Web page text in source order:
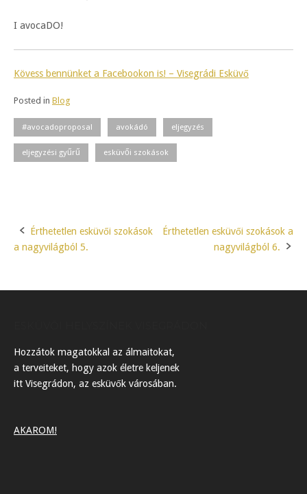
I avocaDO!
Kövess bennünket a Facebookon is! – Visegrádi Esküvő
Posted in Blog
#avocadoproposal avokádó eljegyzés
eljegyzési gyűrű esküvői szokások
Post
Érthetetlen esküvői szokások
a nagyvilágból 5.
Érthetetlen esküvői szokások a
nagyvilágból 6.
Hozzátok magatokkal az álmaitokat,
a terveiteket, hogy azok életre keljenek
itt Visegrádon, az esküvők városában.
AKAROM!